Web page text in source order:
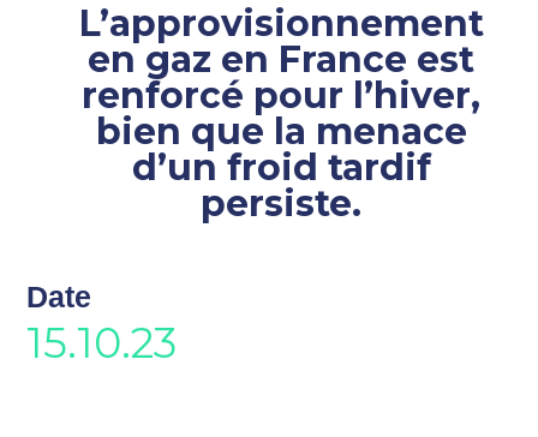
L’approvisionnement
en gaz en France est
renforcé pour l’hiver,
bien que la menace
d’un froid tardif
persiste.
Date
15.10.23